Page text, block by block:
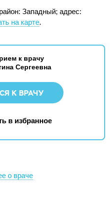
Западный; адрес:
на карте.
к врачу
Сергеевна
К ВРАЧУ
в избранное
о враче